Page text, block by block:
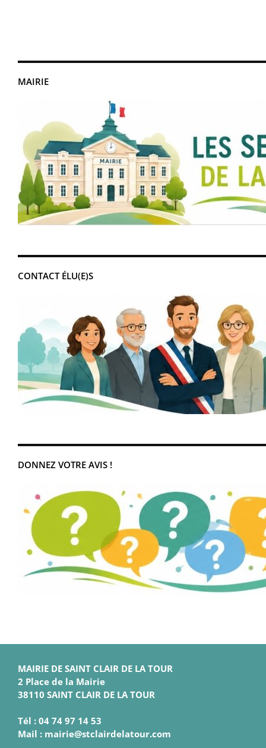
MAIRIE
CONTACT ÉLU(E)S
DONNEZ VOTRE AVIS !
MAIRIE DE SAINT CLAIR DE LA TOUR
2 Place de la Mairie
38110 SAINT CLAIR DE LA TOUR
Tél : 04 74 97 14 53
Mail : mairie@stclairdelatour.com